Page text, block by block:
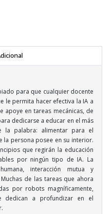
para que cualquier docente
le permita hacer efectiva la IA a
apoye en tareas mecánicas, de
dedicarse a educar en el más
la palabra: alimentar para el
la persona posee en su interior.
que regirán la educación
por ningún tipo de IA. La
interacción mutua y
de las tareas que ahora
por robots magníficamente,
dedican a profundizar en el